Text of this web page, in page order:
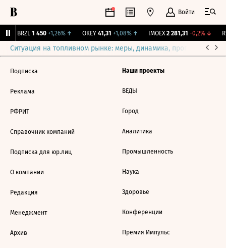
Войти
BRZL 1 450 +1,26%↑ OKEY 41,31 +1,08%↑ IMOEX 2 281,31 -0,2%↓
Ситуация на топливном рынке: меры, динамика, прогнозы
Подписка
Реклама
РФРИТ
Справочник компаний
Подписка для юр.лиц
О компании
Редакция
Менеджмент
Архив
Наши проекты
ВЕДЫ
Город
Аналитика
Промышленность
Наука
Здоровье
Конференции
Премия Импульс